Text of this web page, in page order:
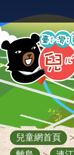
到
主
要
內
容
區
兒童網首頁